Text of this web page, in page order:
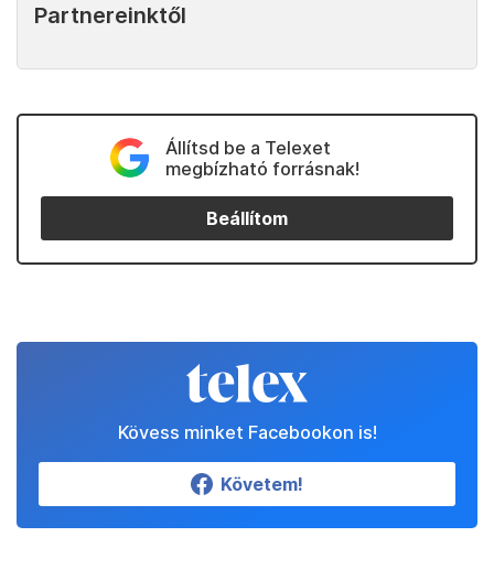
Partnereinktől
Állítsd be a Telexet
megbízható forrásnak!
Beállítom
Kövess minket Facebookon is!
Követem!